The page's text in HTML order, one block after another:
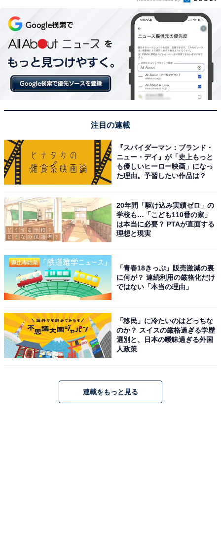
注目の連載
『スパイダーマン：ブランド・
ニュー・デイ』が「史上もっと
も優しいヒーロー映画」になっ
た理由。予習したい作品は？
20年間「駆け込み実績ゼロ」の
学校も…「こども110番の家」
は本当に必要？ PTAが直面する
理想と現実
「青春18きっぷ」販売激減の裏
に何が？ 連続利用の厳格化だけ
ではない「本当の理由」
「移民」に冷たいのはどっちな
のか？ スイスの厳格過ぎる学歴
選別と、日本の曖昧過ぎる外国
人政策
連載をもっと見る